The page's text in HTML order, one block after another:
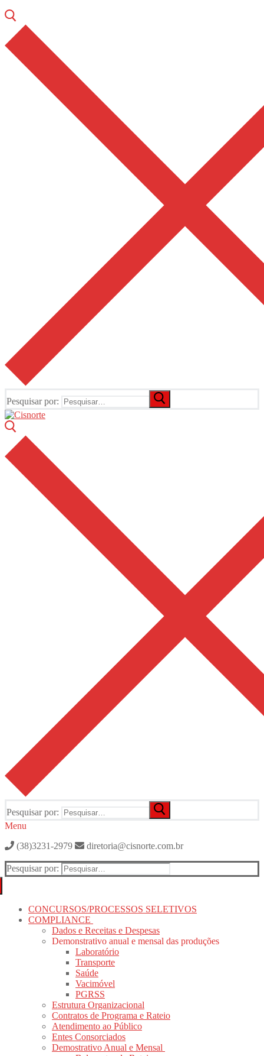
Pesquisar por:
Pesquisar por:
Menu
(38)3231-2979
diretoria@cisnorte.com.br
Pesquisar por:
CONCURSOS/PROCESSOS SELETIVOS
COMPLIANCE
Dados e Receitas e Despesas
Demonstrativo anual e mensal das produções
Laboratório
Transporte
Saúde
Vacimóvel
PGRSS
Estrutura Organizacional
Contratos de Programa e Rateio
Atendimento ao Público
Entes Consorciados
Demostrativo Anual e Mensal